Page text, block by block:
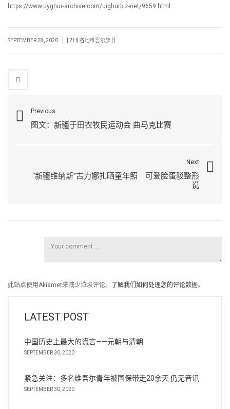
https://www.uyghur-archive.com/uighurbiz-net/9659.html
SEPTEMBER 28, 2020 [:ZH] 各地维吾尔族 [:]
Previous
图文：新疆于田农牧民运动会 曲马克比赛
Next
“新疆维纳斯”古力娜扎晒童年照 可爱脸蛋驳整形
说
此站点使用Akismet来减少垃圾评论。 了解我们如何处理您的评论数据。
LATEST POST
中国历史上最大的谎言——元朝与清朝
SEPTEMBER 30, 2020
紧急关注：多名维吾尔青年被国保带走20余天 仍无音讯
SEPTEMBER 30, 2020